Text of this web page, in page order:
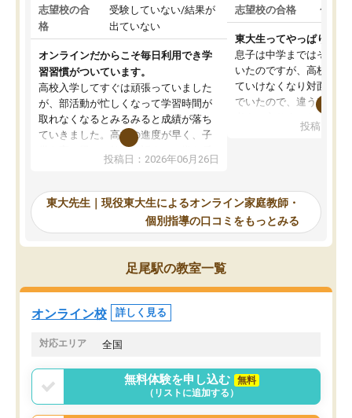
志望校の合
格
受験していない/結果が
出ていない
オンラインだからこそ毎日利用でき学
習習慣がついています。
高校入学してすぐは頑張っていました
が、部活動が忙しくなって学習時間が
取れなくなるとみるみると成績が落ち
ていきました。高校の進度が早く、子
供も家に帰って勉強の話すると嫌な反
応を示します。東大先生にお願いして
れるので、親としても安心です。毎日
使える自習室とかもあり、わからない
ところがあれば先生が回答してくれる
のも重宝しています。
投稿日：2026年06月26日
志望校の合格 合格
東大生ってやっぱりすご
息子は中学まではそこそ
いたのですが、高校に入
ていけなくなり対面の塾
でいたので、違うアプロ
で、当初は模試でD判定
自習室が毎日使えていつ
るのが心強かったよう
謝です。
投稿日：
東大先生｜現役東大生によるオンライン家庭教師・
個別指導の口コミをもっとみる
足尾駅の教室一覧
オンライン校 詳しく見る
対応エリア 全国
無料体験を申し込む
無料
（リストに追加する）